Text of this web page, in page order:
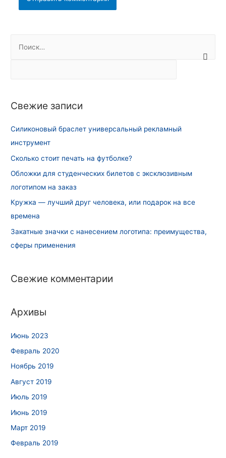
:Свежие записи
Силиконовый браслет универсальный рекламный
инструмент
Сколько стоит печать на футболке?
Обложки для студенческих билетов с эксклюзивным
логотипом на заказ
Кружка — лучший друг человека, или подарок на все
времена
Закатные значки с нанесением логотипа: преимущества,
сферы применения
Свежие комментарии
Архивы
Июнь 2023
Февраль 2020
Ноябрь 2019
Август 2019
Июль 2019
Июнь 2019
Март 2019
Февраль 2019